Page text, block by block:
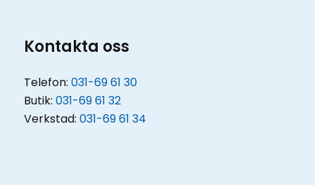
Kontakta oss
Telefon: 031-69 61 30
Butik: 031-69 61 32
Verkstad: 031-69 61 34